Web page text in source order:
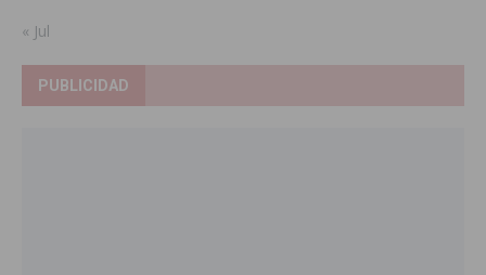
« Jul
PUBLICIDAD